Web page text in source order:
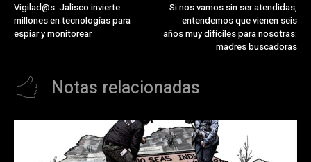
Vigilad@s: Jalisco invierte
millones en tecnologías para
espiar y monitorear
Si nos vamos sin ser atendidas,
entendemos que vienen seis
años muy difíciles para nosotras:
madres buscadoras
Notas relacionadas